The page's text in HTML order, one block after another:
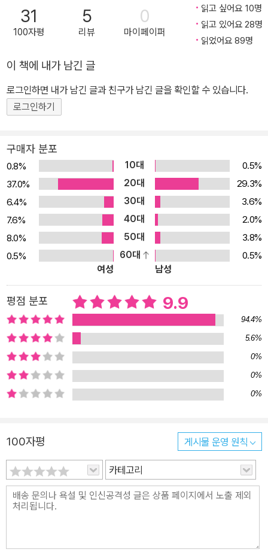
g] 문제 유형별/지문 유형별 풀이 전략을 제공하는 Reading 4) 정
답뿐 아니라 오답까지 확실히 이해할 수 있는 상세한 해설 5) 시험장
에도 들고 가는 토익 RC 필수 어휘(별책) 6) 최신기출경향을 반영한
해설강의 제공 1) 시험에 자주 출제되고 학습자들이 어려워하는 문제
를 선정하여 해커스 스타강사의 해설강의를 제공함 2) 교재 내 QR코
드를 이용하여 쉽고 빠르게 강의를 들을 수 있음 5. 진단고사로 실력
를 제한 시간 안에 풀어보고, 맞은 개수로 자신의 레벨을 객관적으로
확인할 수 있음 2) 수준별 맞춤 학습플랜 진단고사 결과에 따른 레벨
별 학습 플랜을 통해 자신의 수준에 맞는 전략적 학습이 가능함 [해커
스만의 추가 혜택] 1. 해커스토익(Hackers.co.kr) 1) 본 교재 무료
문법&어휘 인강 해커스 스타강사의 본 교재 문법 및 어휘 인강 제공
2) 무료 온라인 실전모의고사 2회분 최신기출경향을 반영한 실전모
의고사 2회분 추가 제공 2. 해커스인강(HackersIngang.com) 1)
무료 진단고사 해설강의 교재 내 수록된 진단고사의 상세한 해설강의
제공 2) 무료 문법 연습 문제 해설 PDF 교재 내 수록된 문법 연습 문
제의 상세한 해설 제공 3) 무료 단어암기 MP3 '시험장에도 들고 가
는 토익 RC 필수 어휘(별책)'에 수록된 어휘를 언제 어디서나 들으면
서 외우는 '단어암기 MP3' 제공
31
100자평
5
리뷰
0
마이페이퍼
읽고 싶어요 10명
읽고 있어요 28명
읽었어요 89명
이 책에 내가 남긴 글
로그인하면 내가 남긴 글과 친구가 남긴 글을 확인할 수 있습니다.
로그인하기
구매자 분포
0.8% 10대
0.5%
37.0%
20대
29.3%
6.4%
30대
3.6%
7.6%
40대
2.0%
8.0%
50대
3.8%
0.5%
60대
0.5%
여성
남성
평점 분포 9.9
94.4%
5.6%
0%
0%
0%
100자평 게시물 운영 원칙
카테고리